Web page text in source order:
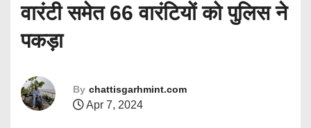
वारंटी समेत 66 वारंटियों को पुलिस ने
पकड़ा
By chattisgarhmint.com
Apr 7, 2024